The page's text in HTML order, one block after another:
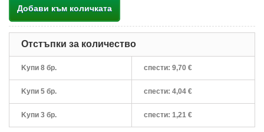
Добави към количката
Отстъпки за количество
Kупи 8 бр. спести: 9,70 €
Kупи 5 бр. спести: 4,04 €
Kупи 3 бр. спести: 1,21 €